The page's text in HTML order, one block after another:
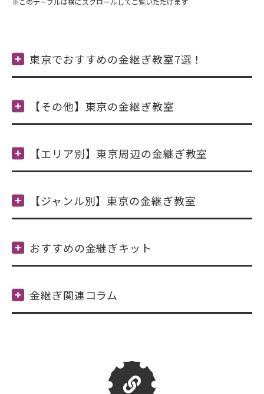
東京でおすすめの金継ぎ教室7選！
【その他】東京の金継ぎ教室
【エリア別】東京周辺の金継ぎ教室
【ジャンル別】東京の金継ぎ教室
おすすめの金継ぎキット
金継ぎ関連コラム